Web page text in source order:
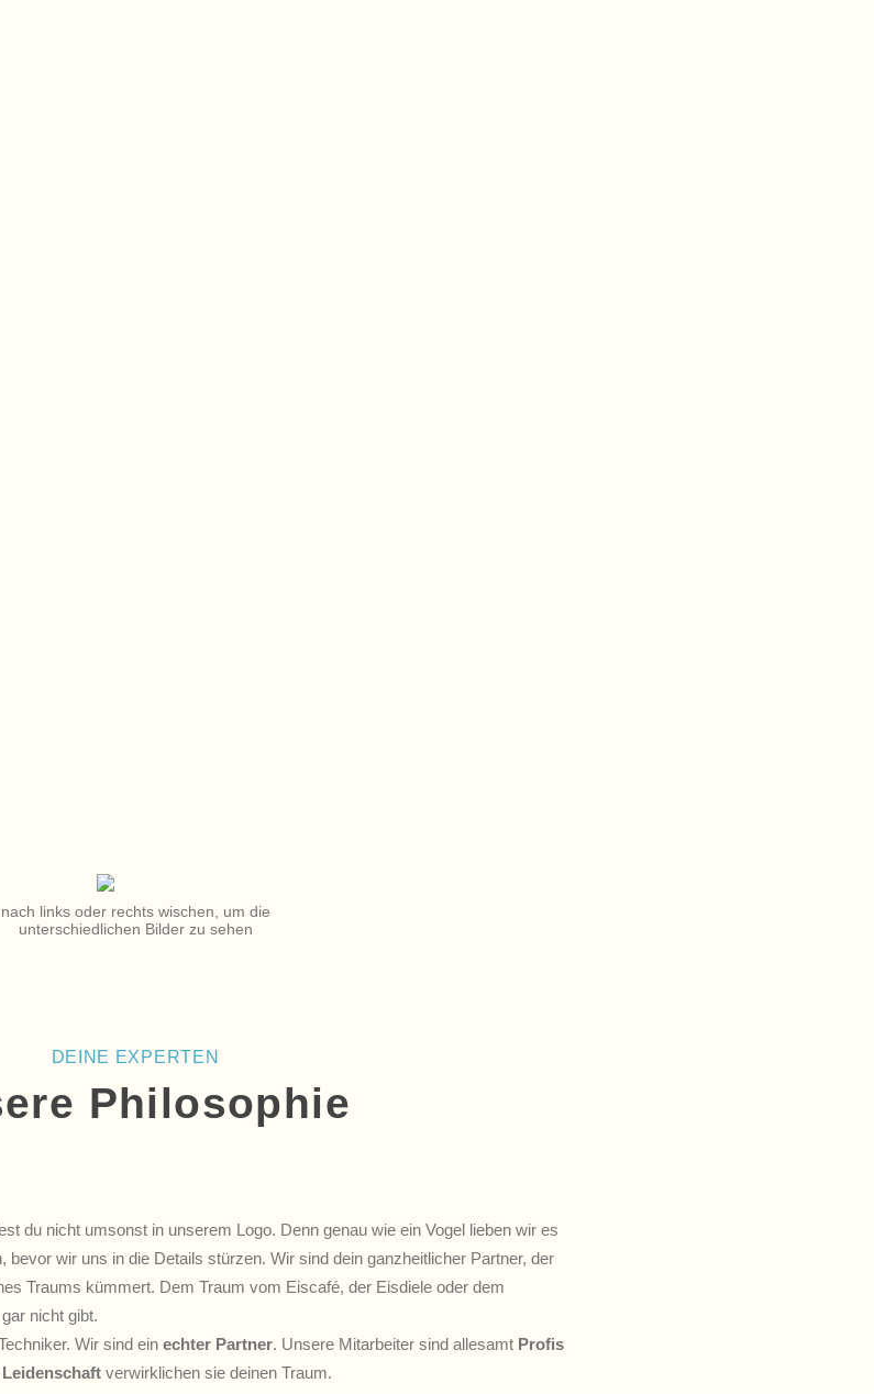
nach links oder rechts wischen, um die
unterschiedlichen Bilder zu sehen
DEINE EXPERTEN
Philosophie
du nicht umsonst in unserem Logo. Denn genau wie ein Vogel lieben wir es
wir uns in die Details stürzen. Wir sind dein ganzheitlicher Partner, der
Traums kümmert. Dem Traum vom Eiscafé, der Eisdiele oder dem
nicht gibt.
Wir sind ein echter Partner. Unsere Mitarbeiter sind allesamt Profis
Leidenschaft verwirklichen sie deinen Traum.